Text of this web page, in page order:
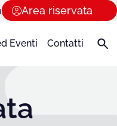
Area riservata
Eventi Contatti